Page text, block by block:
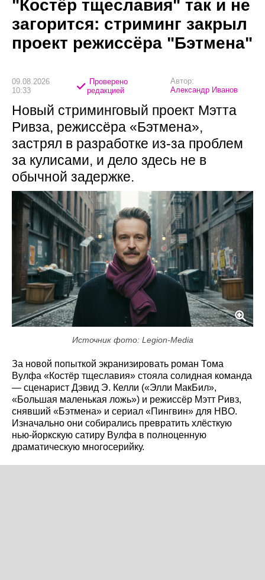
"Костёр тщеславия" так и не
загорится: стриминг закрыл
проект режиссёра "Бэтмена"
09.08.2026
10:33
Проверено
редакцией
Автор:
Александр Иванов
Новый стриминговый проект Мэтта
Ривза, режиссёра «Бэтмена»,
застрял в разработке из-за проблем
за кулисами, и дело здесь не в
обычной задержке.
Источник фото: Legion-Media
За новой попыткой экранизировать роман Тома
Вулфа «Костёр тщеславия» стояла солидная команда
— сценарист Дэвид Э. Келли («Элли МакБил»,
«Большая маленькая ложь») и режиссёр Мэтт Ривз,
снявший «Бэтмена» и сериал «Пингвин» для HBO.
Изначально они собирались превратить хлёсткую
нью-йоркскую сатиру Вулфа в полноценную
драматическую многосерийку.